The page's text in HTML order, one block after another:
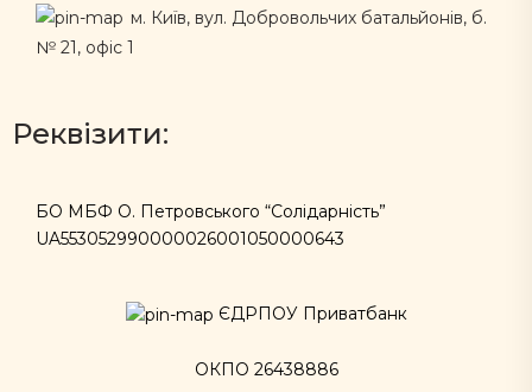
м. Київ, вул. Добровольчих батальйонів, б.
№ 21, офіс 1
Реквізити:
БО МБФ О. Петровського “Солідарність”
UA553052990000026001050000643
ЄДРПОУ Приватбанк
ОКПО 26438886